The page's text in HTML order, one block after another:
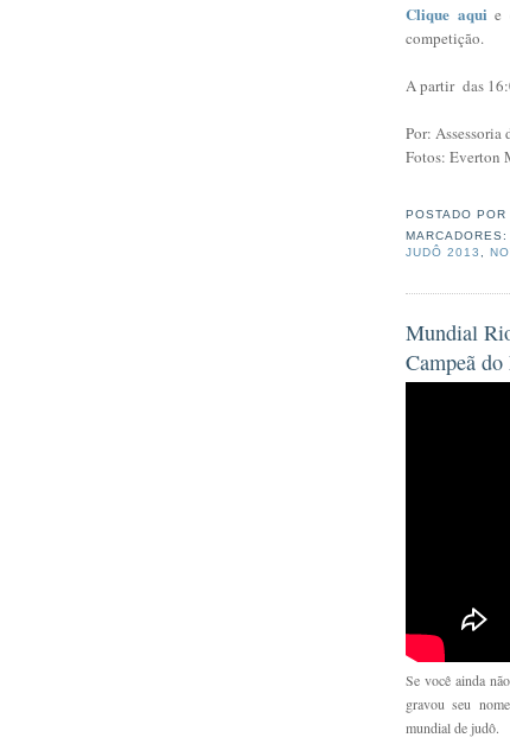
Clique aqui e
competição.
A partir das
Por: Assessoria
Fotos: Everton
POSTADO POR
JUDÔ 2013 ,
Mundial
Campeã
Se você ainda
gravou seu
mundial de judô.